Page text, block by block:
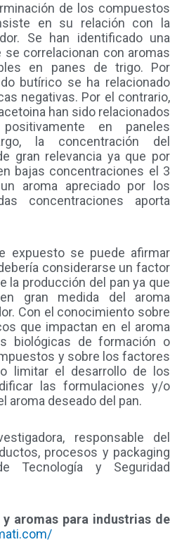
de los compuestos
en su relación con la
Se han identificado una
correlacionan con aromas
en panes de trigo. Por
butírico se ha relacionado
negativas. Por el contrario,
han sido relacionados
en paneles
la concentración del
gran relevancia ya que por
bajas concentraciones el 3
aroma apreciado por los
concentraciones aporta
expuesto se puede afirmar
considerarse un factor
la producción del pan ya que
gran medida del aroma
Con el conocimiento sobre
que impactan en el aroma
biológicas de formación o
y sobre los factores
limitar el desarrollo de los
las formulaciones y/o
aroma deseado del pan.
responsable del
procesos y packaging
Tecnología y Seguridad
aromas para industrias de